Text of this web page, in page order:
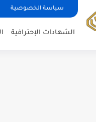
سياسة الخصوصية
الشهادات الإحترافية